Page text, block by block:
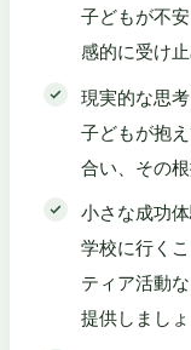
子どもが不
感的に受け止
現実的な思
子どもが抱
合い、その
小さな成功
学校に行く
ティア活動
提供しましょ